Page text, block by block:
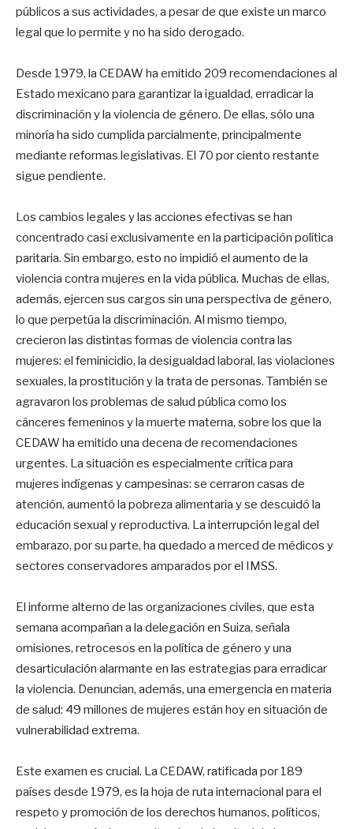
públicos a sus actividades, a pesar de que existe un marco
legal que lo permite y no ha sido derogado.
Desde 1979, la CEDAW ha emitido 209 recomendaciones al
Estado mexicano para garantizar la igualdad, erradicar la
discriminación y la violencia de género. De ellas, sólo una
minoría ha sido cumplida parcialmente, principalmente
mediante reformas legislativas. El 70 por ciento restante
sigue pendiente.
Los cambios legales y las acciones efectivas se han
concentrado casi exclusivamente en la participación política
paritaria. Sin embargo, esto no impidió el aumento de la
violencia contra mujeres en la vida pública. Muchas de ellas,
además, ejercen sus cargos sin una perspectiva de género,
lo que perpetúa la discriminación. Al mismo tiempo,
crecieron las distintas formas de violencia contra las
mujeres: el feminicidio, la desigualdad laboral, las violaciones
sexuales, la prostitución y la trata de personas. También se
agravaron los problemas de salud pública como los
cánceres femeninos y la muerte materna, sobre los que la
CEDAW ha emitido una decena de recomendaciones
urgentes. La situación es especialmente crítica para
mujeres indígenas y campesinas: se cerraron casas de
atención, aumentó la pobreza alimentaria y se descuidó la
educación sexual y reproductiva. La interrupción legal del
embarazo, por su parte, ha quedado a merced de médicos y
sectores conservadores amparados por el IMSS.
El informe alterno de las organizaciones civiles, que esta
semana acompañan a la delegación en Suiza, señala
omisiones, retrocesos en la política de género y una
desarticulación alarmante en las estrategias para erradicar
la violencia. Denuncian, además, una emergencia en materia
de salud: 49 millones de mujeres están hoy en situación de
vulnerabilidad extrema.
Este examen es crucial. La CEDAW, ratificada por 189
países desde 1979, es la hoja de ruta internacional para el
respeto y promoción de los derechos humanos, políticos,